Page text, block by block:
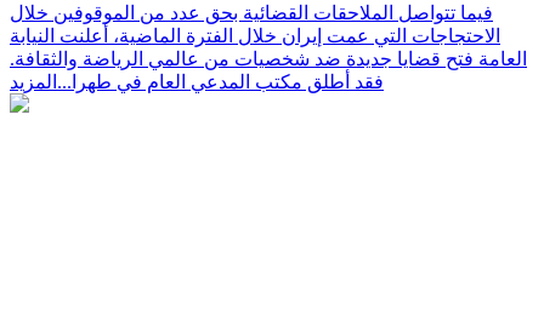
فيما تتواصل الملاحقات القضائية بحق عدد من الموقوفين خلال
الاحتجاجات التي عمت إيران خلال الفترة الماضية، أعلنت النيابة
العامة فتح قضايا جديدة ضد شخصيات من عالمي الرياضة والثقافة.
فقد أطلق مكتب المدعي العام في طهرا... المزيد